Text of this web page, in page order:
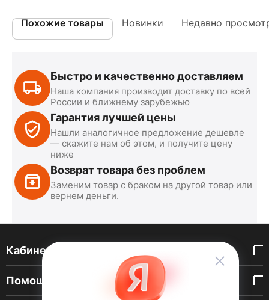
Похожие товары Новинки Недавно
Быстро и качественно доставляем
Наша компания производит доставку по всей
России и ближнему зарубежью
Гарантия лучшей цены
Нашли аналогичное предложение дешевле
— скажите нам об этом, и получите цену
ниже
Возврат товара без проблем
Заменим товар с браком на другой товар или
вернем деньги.
Кабинет покупателя
Помощь покупателю